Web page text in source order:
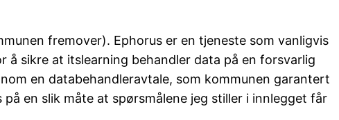
fremover). Ephorus er en tjeneste som vanligvis
sikre at itslearning behandler data på en forsvarlig
en databehandleravtale, som kommunen garantert
en slik måte at spørsmålene jeg stiller i innlegget får